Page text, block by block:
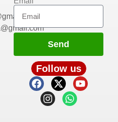
Send
Follow us